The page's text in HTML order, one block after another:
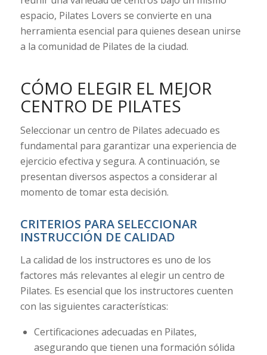
espacio, Pilates Lovers se convierte en una
herramienta esencial para quienes desean unirse
a la comunidad de Pilates de la ciudad.
CÓMO ELEGIR EL MEJOR
CENTRO DE PILATES
Seleccionar un centro de Pilates adecuado es
fundamental para garantizar una experiencia de
ejercicio efectiva y segura. A continuación, se
presentan diversos aspectos a considerar al
momento de tomar esta decisión.
CRITERIOS PARA SELECCIONAR
INSTRUCCIÓN DE CALIDAD
La calidad de los instructores es uno de los
factores más relevantes al elegir un centro de
Pilates. Es esencial que los instructores cuenten
con las siguientes características:
Certificaciones adecuadas en Pilates,
asegurando que tienen una formación sólida